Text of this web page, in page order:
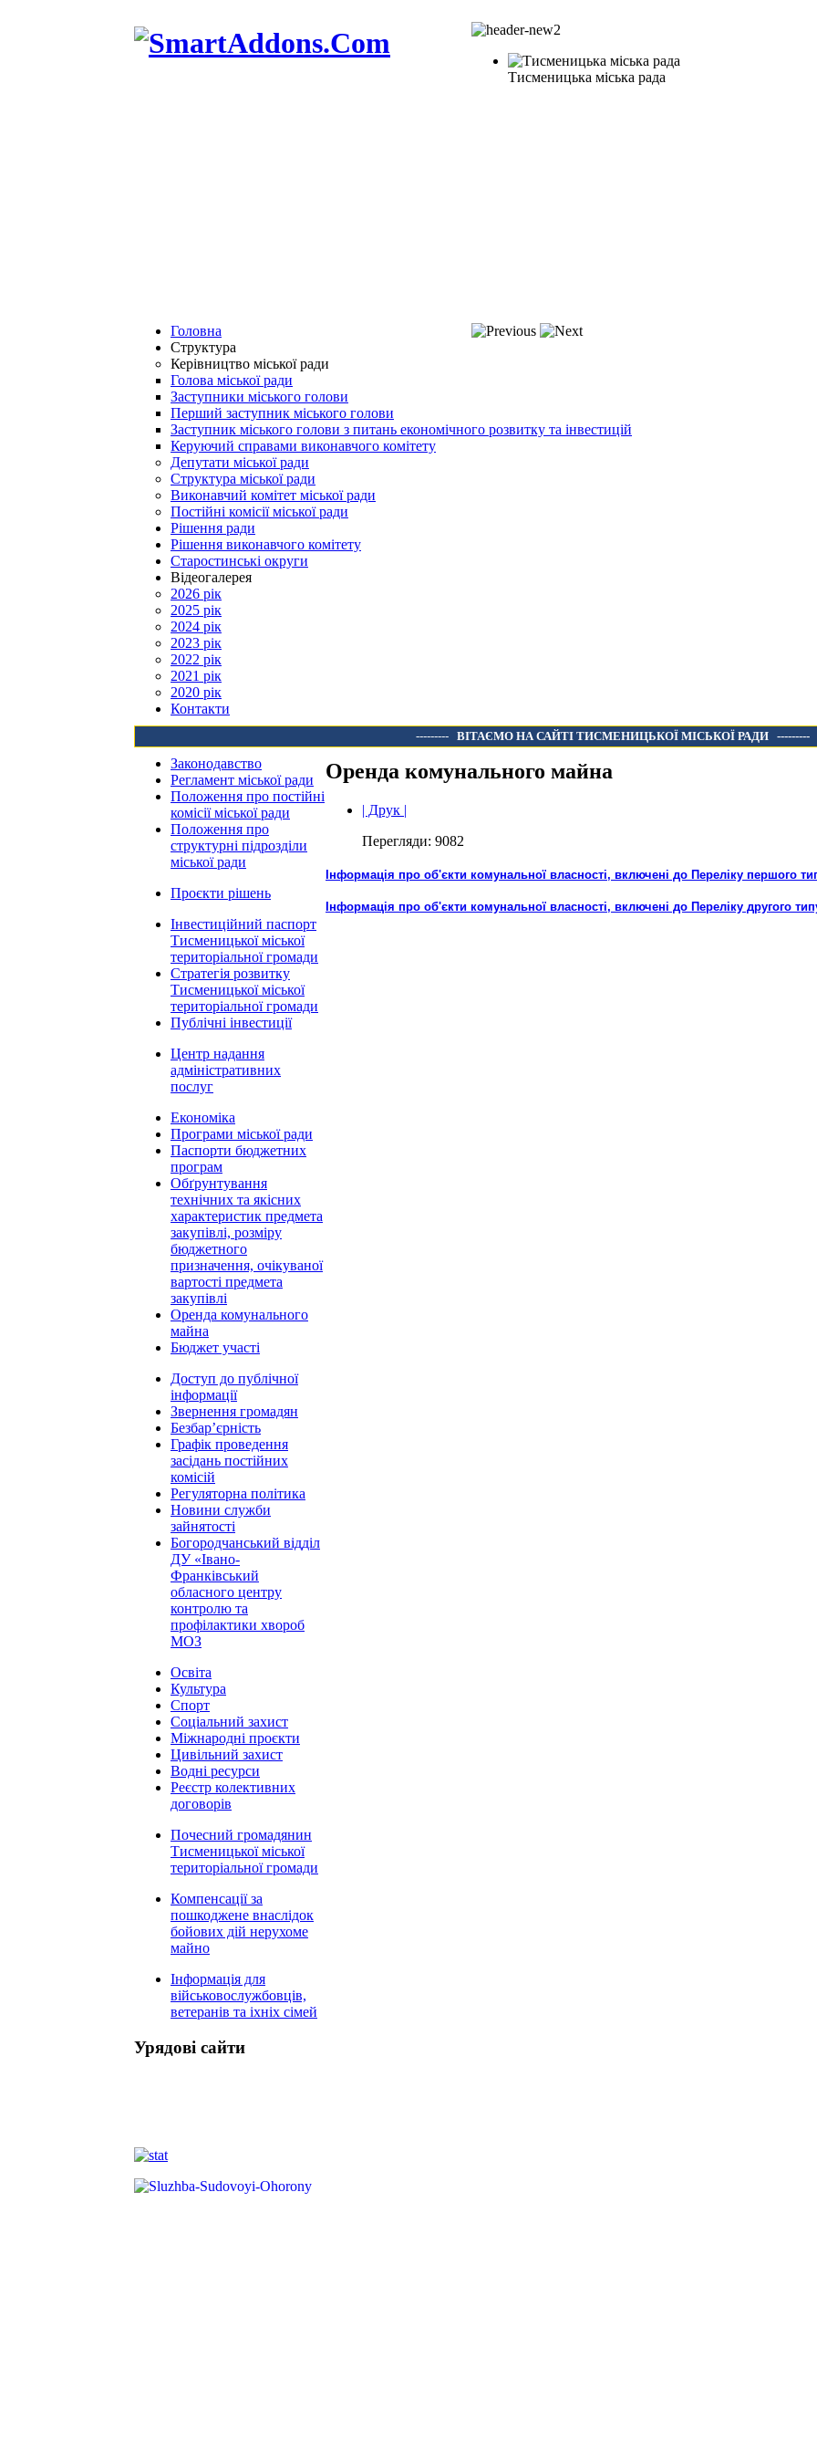
Тисменицька міська рада
Головна
Структура
Керівництво міської ради
Голова міської ради
Заступники міського голови
Перший заступник міського голови
Заступник міського голови з питань економічного розвитку та інвестицій
Керуючий справами виконавчого комітету
Депутати міської ради
Структура міської ради
Виконавчий комітет міської ради
Постійні комісії міської ради
Рішення ради
Рішення виконавчого комітету
Старостинські округи
Відеогалерея
2026 рік
2025 рік
2024 рік
2023 рік
2022 рік
2021 рік
2020 рік
Контакти
--------- ВІТАЄМО НА САЙТІ ТИСМЕНИЦЬКОЇ МІСЬКОЇ РАДИ ---------
Законодавство
Регламент міської ради
Положення про постійні
комісії міської ради
Положення про
структурні підрозділи
міської ради
Проєкти рішень
Інвестиційний паспорт
Тисменицької міської
територіальної громади
Стратегія розвитку
Тисменицької міської
територіальної громади
Публічні інвестиції
Центр надання
адміністративних
послуг
Економіка
Програми міської ради
Паспорти бюджетних
програм
Обґрунтування
технічних та якісних
характеристик предмета
закупівлі, розміру
бюджетного
призначення, очікуваної
вартості предмета
закупівлі
Оренда комунального
майна
Бюджет участі
Доступ до публічної
інформації
Звернення громадян
Безбар’єрність
Графік проведення
засідань постійних
комісій
Регуляторна політика
Новини служби
зайнятості
Богородчанський відділ
ДУ «Івано-
Франківський
обласного центру
контролю та
профілактики хвороб
МОЗ
Освіта
Культура
Спорт
Соціальний захист
Міжнародні проєкти
Цивільний захист
Водні ресурси
Реєстр колективних
договорів
Почесний громадянин
Тисменицької міської
територіальної громади
Компенсації за
пошкоджене внаслідок
бойових дій нерухоме
майно
Інформація для
військовослужбовців,
ветеранів та іхніх сімей
Урядові сайти
Оренда комунального майна
| Друк |
Перегляди: 9082
Інформація про об'єкти комунальної власності, включені до Переліку першого
Інформація про об'єкти комунальної власності, включені до Переліку другого